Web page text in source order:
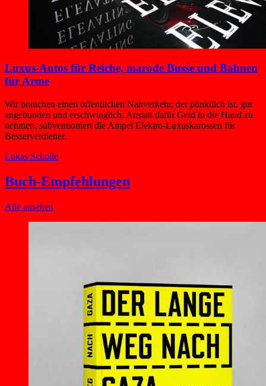
Luxus-Autos für Reiche, marode Busse und Bahnen
für Arme
Wir brauchen einen öffentlichen Nahverkehr, der pünktlich ist, gut
angebunden und erschwinglich. Anstatt dafür Geld in die Hand zu
nehmen, subventioniert die Ampel Elektro-Luxuskarossen für
Besserverdiener.
Lukas Scholle
Buch-Empfehlungen
Alle ansehen